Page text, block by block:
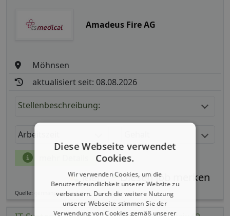
Amadeus Fire AG
Möhnsen
aktualisiert seit: 08.08.2026
Stellenbeschreibung:
Arbeitszeit
Teilen
Quelle: germanpersonnel.de
Diese Webseite verwendet
Cookies.
Wir verwenden Cookies, um die
Benutzerfreundlichkeit unserer Website zu
verbessern. Durch die weitere Nutzung
unserer Webseite stimmen Sie der
Verwendung von Cookies gemäß unserer